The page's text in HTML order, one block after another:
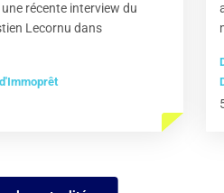
récente interview du
Lecornu dans